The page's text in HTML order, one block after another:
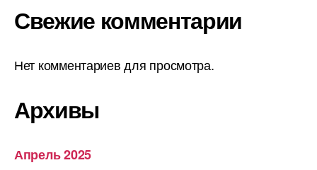
Свежие комментарии
Нет комментариев для просмотра.
Архивы
Апрель 2025